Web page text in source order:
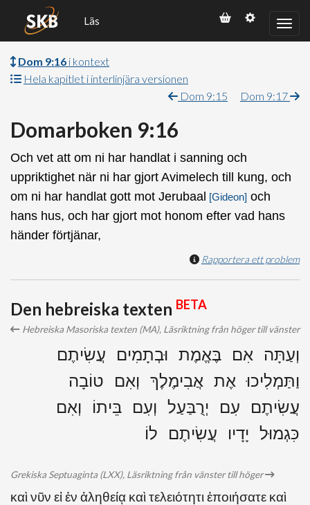
Läs
Dom 9:16 i kontext
Hela kapitlet i interlinjära versionen
Dom 9:15
Dom 9:17
Domarboken 9:16
Och vet att om ni har handlat i sanning och
uppriktighet när ni har gjort Avimelech till kung, och
om ni har handlat gott mot Jerubaal [Gideon] och
hans hus, och har gjort mot honom efter vad hans
händer förtjänar,
Rapportera ett problem
Den hebreiska texten BETA
Hebreiska Masoriska texten (MA), Läsriktning från höger till vänster
וְעַתָּה אִם בֶּאֱמֶת וּבְתָמִים עֲשִׂיתֶם
וַתַּמְלִיכוּ אֶת אֲבִימֶלֶךְ וְאִם טוֹבָה
עֲשִׂיתֶם עִם יְרֻבַּעַל וְעִם בֵּיתוֹ וְאִם
כִּגְמוּל יָדָיו עֲשִׂיתֶם לוֹ
Grekiska Septuaginta (LXX), Läsriktning från vänster till höger
καὶ νῦν εἰ ἐν ἀληθείᾳ καὶ τελειότητι ἐποιήσατε καὶ